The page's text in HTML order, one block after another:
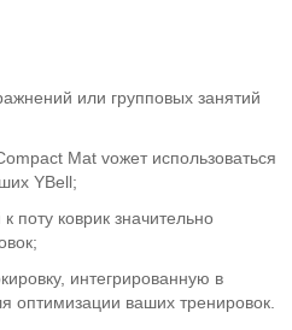
или групповых занятий
Mat vожет использоваться
YBell;
поту коврик значительно
интегрированную в
оптимизации ваших тренировок.